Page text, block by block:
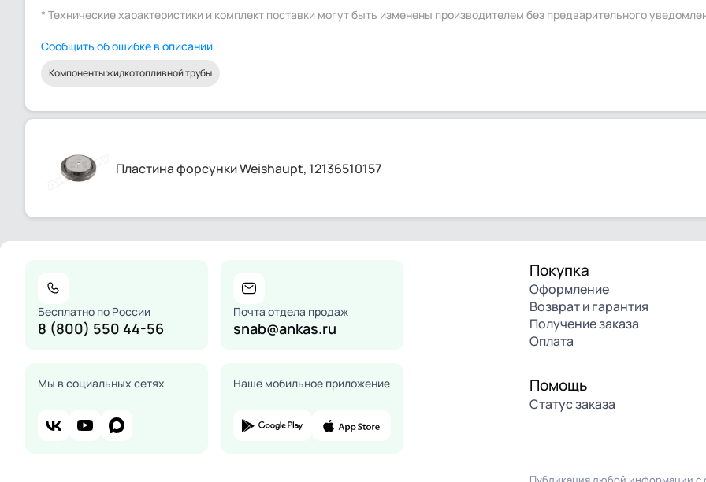
* Технические характеристики и комплект поставки могут быть изменены производителем без предварительного
Сообщить об ошибке в описании
Компоненты жидкотопливной трубы
Пластина форсунки Weishaupt, 12136510157
Бесплатно по России
8 (800) 550 44-56
Почта отдела продаж
snab@ankas.ru
Мы в социальных сетях Наше мобильное приложение
Покупка
Оформление
Возврат и гарантия
Получение заказа
Оплата
Помощь
Статус заказа